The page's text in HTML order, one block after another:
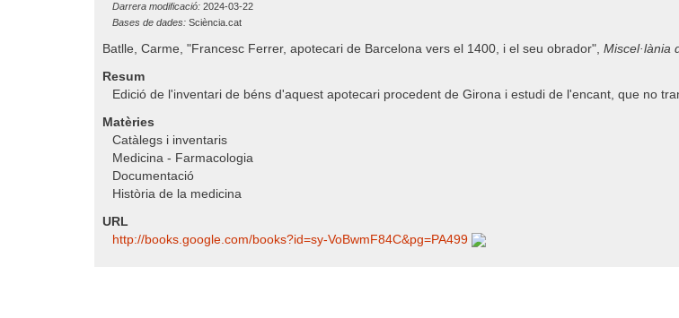
Darrera modificació: 2024-03-22
Bases de dades: Sciència.cat
Batlle, Carme, "Francesc Ferrer, apotecari de Barcelona vers el 1400, i el seu obrador", Miscel·lània
Resum
Edició de l'inventari de béns d'aquest apotecari procedent de Girona i estudi de l'encant, que no
Matèries
Catàlegs i inventaris
Medicina - Farmacologia
Documentació
Història de la medicina
URL
http:/​/​books.google.com/​books?id=sy-VoBwmF84C​&pg=PA499